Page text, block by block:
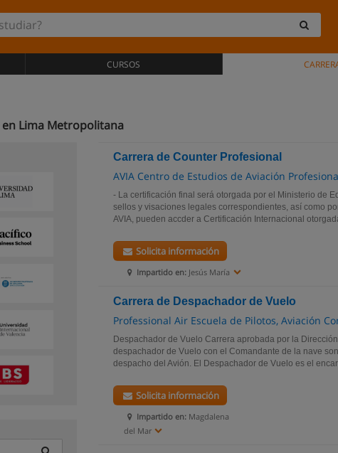
CURSOS
Lima Metropolitana
Carrera de Counter Profesional
AVIA Centro de Estudios de Aviación
- La certificación final será otorgada por el Ministerio de
sellos y visaciones legales correspondientes, así como
AVIA, pueden accder a Certificación Internacional
Impartido en: Jesús María
Solicita información
Carrera de Despachador de Vuelo
Professional Air Escuela de Pilotos, Aviación
Despachador de Vuelo Carrera aprobada por la
despachador de Vuelo con el Comandante de la nave
despacho del Avión. El Despachador de Vuelo es el
Impartido en: Magdalena
del Mar
Solicita información